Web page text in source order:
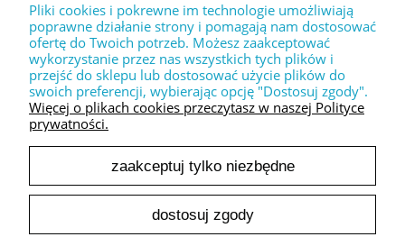
do koszyka
Dekoracyjny stempel XL " LOVE you forever "
30,00 zł
Pliki cookies i pokrewne im technologie umożliwiają
poprawne działanie strony i pomagają nam dostosować
ofertę do Twoich potrzeb. Możesz zaakceptować
wykorzystanie przez nas wszystkich tych plików i
przejść do sklepu lub dostosować użycie plików do
swoich preferencji, wybierając opcję "Dostosuj zgody".
Więcej o plikach cookies przeczytasz w naszej Polityce
prywatności.
zaakceptuj tylko niezbędne
dostosuj zgody